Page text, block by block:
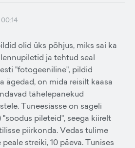
olid üks põhjus, miks sai ka
ja tehtud seal
"fotogeeniline", pildid
ägedad, on mida reisilt kaasa
tähelepanekud
Tuneesiasse on sageli
"soodus pileteid", seega kiirelt
piirkonda. Vedas tulime
streiki, 10 päeva. Tunises